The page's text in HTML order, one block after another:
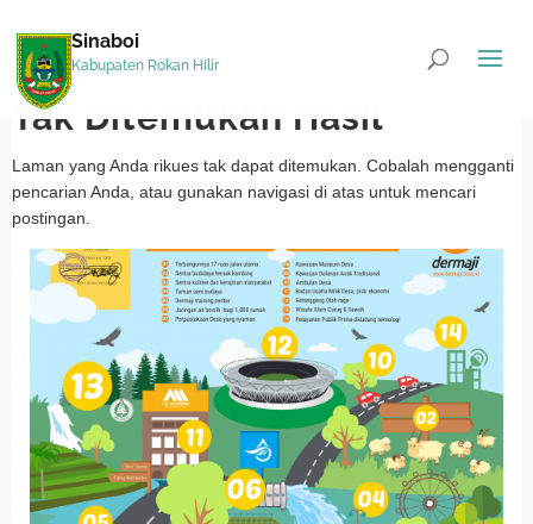
Sinaboi
Kabupaten Rokan Hilir
Tak Ditemukan Hasil
Laman yang Anda rikues tak dapat ditemukan. Cobalah mengganti
pencarian Anda, atau gunakan navigasi di atas untuk mencari
postingan.